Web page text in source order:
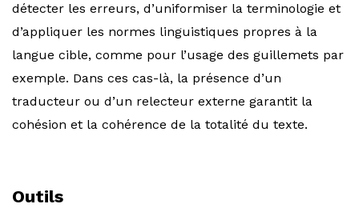
détecter les erreurs, d’uniformiser la terminologie et
d’appliquer les normes linguistiques propres à la
langue cible, comme pour l’usage des guillemets par
exemple. Dans ces cas-là, la présence d’un
traducteur ou d’un relecteur externe garantit la
cohésion et la cohérence de la totalité du texte.
Outils